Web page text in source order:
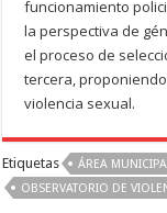
funcionamiento
la perspectiva de
el proceso de
tercera,
violencia sexual.
Etiquetas
ÁREA
OBSERVATORIO DE